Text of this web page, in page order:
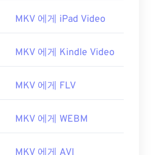
MKV 에게 iPad Video
MKV 에게 Kindle Video
MKV 에게 FLV
MKV 에게 WEBM